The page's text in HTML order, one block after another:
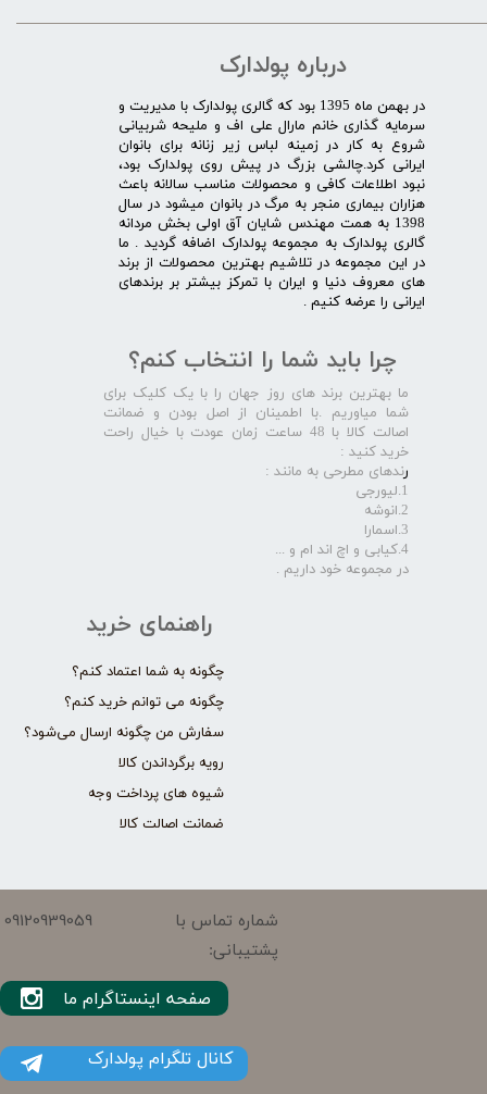
درباره پولدارک
در بهمن ماه 1395 بود که گالری پولدارک با مدیریت و
سرمایه گذاری خانم مارال علی اف و ملیحه شربیانی
شروع به کار در زمینه لباس زیر زنانه برای بانوان
ایرانی کرد.چالشی بزرگ در پیش روی پولدارک بود،
نبود اطلاعات کافی و محصولات مناسب سالانه باعث
هزاران بیماری منجر به مرگ در بانوان میشود در سال
1398 به همت مهندس شایان آق اولی بخش مردانه
گالری پولدارک به مجموعه پولدارک اضافه گردید . ما
در این مجموعه در تلاشیم بهترین محصولات از برند
های معروف دنیا و ایران با تمرکز بیشتر بر برندهای
ایرانی را عرضه کنیم .​​​​​​​
راهنمای خرید
چگونه به شما اعتماد کنم؟
چگونه می توانم خرید کنم؟
سفارش من چگونه ارسال می‌شود؟
رویه برگرداندن کالا
شیوه های پرداخت وجه
ضمانت اصالت کالا
چرا باید شما را انتخاب کنم؟
ما بهترین برند های روز جهان را با یک کلیک برای
شما میاوریم .با اطمینان از اصل بودن و ضمانت
اصالت کالا با 48 ساعت زمان عودت با خیال راحت
خرید کنید :
رندهای مطرحی به مانند :
1.لیورجی
2.انوشه
3.اسمارا
4.کیابی و اچ اند ام و ...
در مجموعه خود داریم .​​​​​​​
شماره تماس با
پشتیبانی:
09120939059
کانال تلگرام پولدارک
صفحه اینستاگرام ما